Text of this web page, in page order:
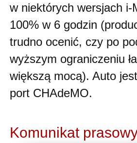
w niektórych wersjach i-
100% w 6 godzin
trudno ocenić, czy po
wyższym ograniczeniu
większą mocą). Auto
port CHAdeMO.
Komunikat